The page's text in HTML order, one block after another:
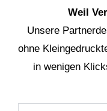
Weil
Unsere
ohne
in wenigen